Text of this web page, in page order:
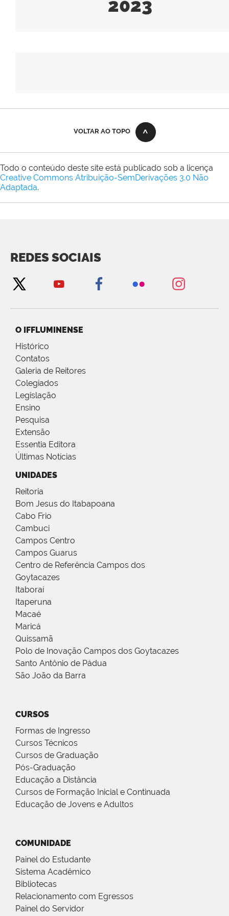
2023
VOLTAR AO TOPO
Todo o conteúdo deste site está publicado sob a licença
Creative Commons Atribuição-SemDerivações 3.0 Não
Adaptada.
REDES SOCIAIS
O IFFLUMINENSE
Histórico
Contatos
Galeria de Reitores
Colegiados
Legislação
Ensino
Pesquisa
Extensão
Essentia Editora
Últimas Notícias
UNIDADES
Reitoria
Bom Jesus do Itabapoana
Cabo Frio
Cambuci
Campos Centro
Campos Guarus
Centro de Referência Campos dos
Goytacazes
Itaboraí
Itaperuna
Macaé
Maricá
Quissamã
Polo de Inovação Campos dos Goytacazes
Santo Antônio de Pádua
São João da Barra
CURSOS
Formas de Ingresso
Cursos Técnicos
Cursos de Graduação
Pós-Graduação
Educação a Distância
Cursos de Formação Inicial e Continuada
Educação de Jovens e Adultos
COMUNIDADE
Painel do Estudante
Sistema Acadêmico
Bibliotecas
Relacionamento com Egressos
Painel do Servidor